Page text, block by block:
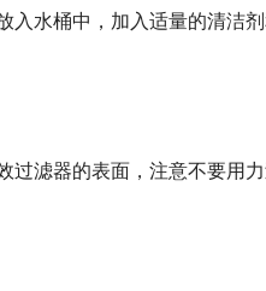
入水桶中，加入适量的清洁
过滤器的表面，注意不要用